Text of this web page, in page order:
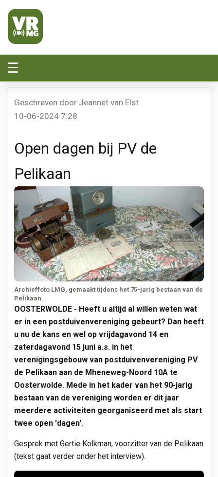
☰
Geschreven door Jeannet van Elst
10-06-2024 7:28
Open dagen bij PV de
Pelikaan
Archieffoto LMG, gemaakt tijdens het 75-jarig bestaan van de
Pelikaan.
OOSTERWOLDE - Heeft u altijd al willen weten wat
er in een postduivenvereniging gebeurt? Dan heeft
u nu de kans en wel op vrijdagavond 14 en
zaterdagavond 15 juni a.s. in het
verenigingsgebouw van postduivenvereniging PV
de Pelikaan aan de Mheneweg-Noord 10A te
Oosterwolde. Mede in het kader van het 90-jarig
bestaan van de vereniging worden er dit jaar
meerdere activiteiten georganiseerd met als start
twee open 'dagen'.
Gesprek met Gertie Kolkman, voorzitter van de Pelikaan
(tekst gaat verder onder het interview).